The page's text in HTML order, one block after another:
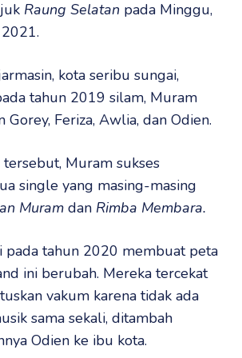
Raung Selatan pada Minggu,
kota seribu sungai,
tahun 2019 silam, Muram
Gorey, Feriza, Awlia, dan Odien.
Muram sukses
single yang masing-masing
Muram dan Rimba Membara.
pada tahun 2020 membuat peta
ini berubah. Mereka tercekat
vakum karena tidak ada
sama sekali, ditambah
Odien ke ibu kota.